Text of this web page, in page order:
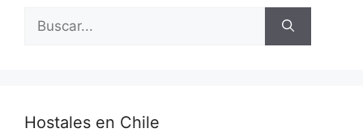
Hostales en Chile